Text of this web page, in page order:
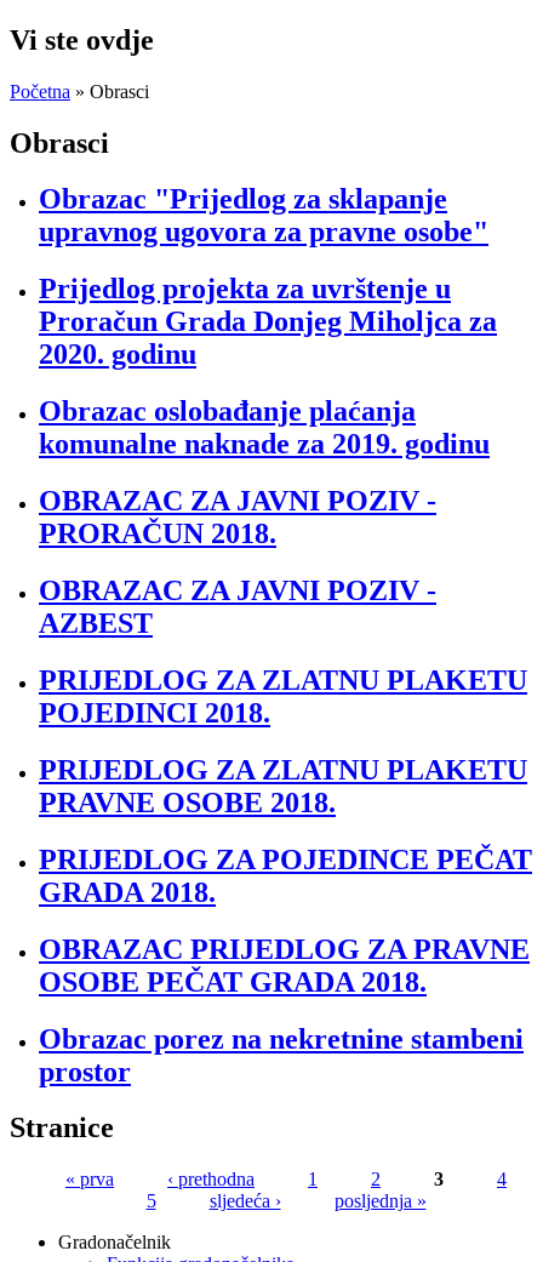
Vi ste ovdje
Početna » Obrasci
Obrasci
Obrazac "Prijedlog za sklapanje
upravnog ugovora za pravne osobe"
Prijedlog projekta za uvrštenje u
Proračun Grada Donjeg Miholjca za
2020. godinu
Obrazac oslobađanje plaćanja
komunalne naknade za 2019. godinu
OBRAZAC ZA JAVNI POZIV -
PRORAČUN 2018.
OBRAZAC ZA JAVNI POZIV -
AZBEST
PRIJEDLOG ZA ZLATNU PLAKETU
POJEDINCI 2018.
PRIJEDLOG ZA ZLATNU PLAKETU
PRAVNE OSOBE 2018.
PRIJEDLOG ZA POJEDINCE PEČAT
GRADA 2018.
OBRAZAC PRIJEDLOG ZA PRAVNE
OSOBE PEČAT GRADA 2018.
Obrazac porez na nekretnine stambeni
prostor
Stranice
« prva ‹ prethodna 1 2 3
4
5
sljedeća ›
posljednja »
Gradonačelnik